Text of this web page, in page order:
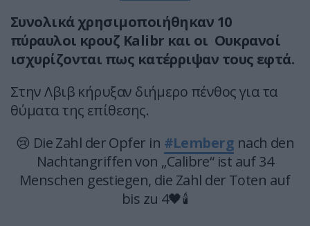
Συνολικά χρησιμοποιήθηκαν 10
πύραυλοι κρουζ Kalibr και οι Ουκρανοί
ισχυρίζονται πως κατέρριψαν τους εφτά.
Στην Λβιβ κήρυξαν διήμερο πένθος για τα
θύματα της επίθεσης.
😢 Die Zahl der Opfer in #Lemberg nach den
Nachtangriffen von „Calibre“ ist auf 34
Menschen gestiegen, die Zahl der Toten auf
bis zu 4🖤🕯️